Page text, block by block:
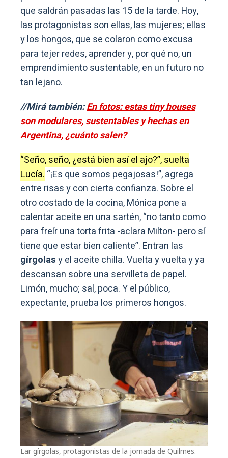
que saldrán pasadas las 15 de la tarde. Hoy,
las protagonistas son ellas, las mujeres; ellas
y los hongos, que se colaron como excusa
para tejer redes, aprender y, por qué no, un
emprendimiento sustentable, en un futuro no
tan lejano.
//Mirá también:En fotos: estas tiny houses
son modulares, sustentables y hechas en
Argentina, ¿cuánto salen?
“Seño, seño, ¿está bien así el ajo?”, suelta
Lucía. “¡Es que somos pegajosas!”, agrega
entre risas y con cierta confianza. Sobre el
otro costado de la cocina, Mónica pone a
calentar aceite en una sartén, “no tanto como
para freír una torta frita -aclara Milton- pero sí
tiene que estar bien caliente”. Entran las
gírgolasy el aceite chilla. Vuelta y vuelta y ya
descansan sobre una servilleta de papel.
Limón, mucho; sal, poca. Y el público,
expectante, prueba los primeros hongos.
Lar gírgolas, protagonistas de la jornada de Quilmes.